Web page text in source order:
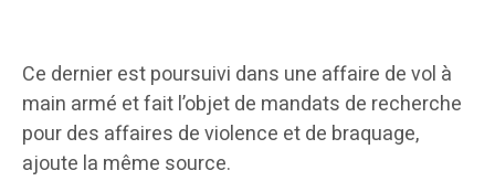
Ce dernier est poursuivi dans une affaire de vol à
main armé et fait l’objet de mandats de recherche
pour des affaires de violence et de braquage,
ajoute la même source.